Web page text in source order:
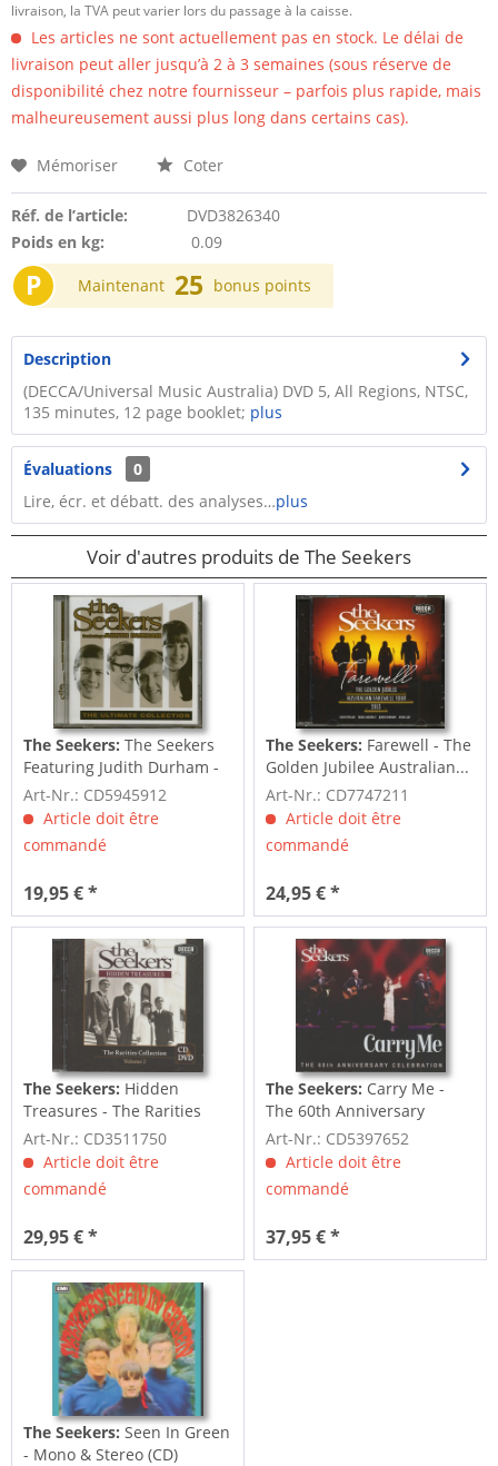
livraison, la TVA peut varier lors du passage à la caisse.
Les articles ne sont actuellement pas en stock. Le délai de
livraison peut aller jusqu’à 2 à 3 semaines (sous réserve de
disponibilité chez notre fournisseur – parfois plus rapide, mais
malheureusement aussi plus long dans certains cas).
Mémoriser Coter
Réf. de l’article:
DVD3826340
Poids en kg:
0.09
P Maintenant 25 bonus points
Description
(DECCA/Universal Music Australia) DVD 5, All Regions, NTSC,
135 minutes, 12 page booklet; plus
Évaluations
0
Lire, écr. et débatt. des analyses…plus
Voir d'autres produits de The Seekers
The Seekers: The Seekers
Featuring Judith Durham -
The...
Art-Nr.: CD5945912
Article doit être
commandé
19,95 € *
The Seekers: Farewell - The
Golden Jubilee Australian...
Art-Nr.: CD7747211
Article doit être
commandé
24,95 € *
The Seekers: Hidden
Treasures - The Rarities
Collection...
Art-Nr.: CD3511750
Article doit être
commandé
29,95 € *
The Seekers: Carry Me -
The 60th Anniversary
Celebration (3-CD)
Art-Nr.: CD5397652
Article doit être
commandé
37,95 € *
The Seekers: Seen In Green
- Mono & Stereo (CD)